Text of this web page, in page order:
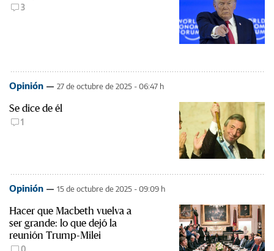
3
Opinión 27 de octubre de 2025 - 06:47 h
Se dice de él
1
Opinión 15 de octubre de 2025 - 09:09 h
Hacer que Macbeth vuelva a
ser grande: lo que dejó la
reunión Trump-Milei